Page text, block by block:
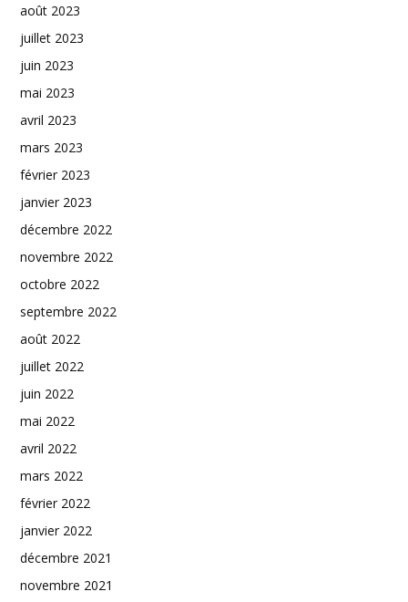
août 2023
juillet 2023
juin 2023
mai 2023
avril 2023
mars 2023
février 2023
janvier 2023
décembre 2022
novembre 2022
octobre 2022
septembre 2022
août 2022
juillet 2022
juin 2022
mai 2022
avril 2022
mars 2022
février 2022
janvier 2022
décembre 2021
novembre 2021